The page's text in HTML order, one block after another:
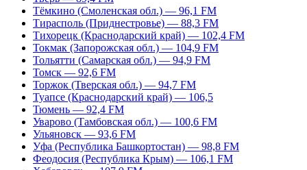
Тёмкино (Смоленская обл.) — 96,1 FM
Тирасполь (Приднестровье) — 88,3 FM
Тихорецк (Краснодарский край) — 102,4 FM
Токмак (Запорожская обл.) — 104,9 FM
Тольятти (Самарская обл.) — 94,9 FM
Томск — 92,6 FM
Торжок (Тверская обл.) — 94,7 FM
Туапсе (Краснодарский край) — 106,5
Тюмень — 92,4 FM
Уварово (Тамбовская обл.) — 100,6 FM
Ульяновск — 93,6 FM
Уфа (Республика Башкортостан) — 98,8 FM
Феодосия (Республика Крым) — 106,1 FM